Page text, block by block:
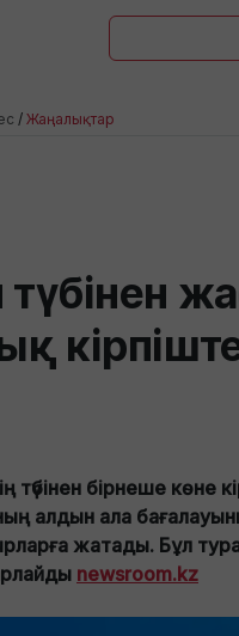
/ Жаңалықтар
түбінен бірнеше көне
алдын ала
жатады. Бұл
newsroom.kz